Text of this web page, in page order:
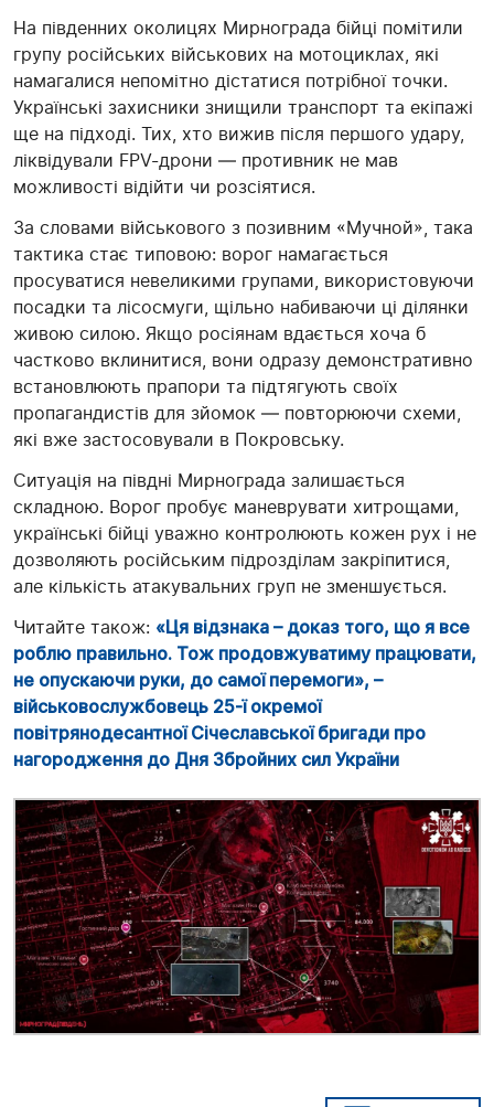
На південних околицях Мирнограда бійці помітили
групу російських військових на мотоциклах, які
намагалися непомітно дістатися потрібної точки.
Українські захисники знищили транспорт та екіпажі
ще на підході. Тих, хто вижив після першого удару,
ліквідували FPV-дрони — противник не мав
можливості відійти чи розсіятися.
За словами військового з позивним «Мучной», така
тактика стає типовою: ворог намагається
просуватися невеликими групами, використовуючи
посадки та лісосмуги, щільно набиваючи ці ділянки
живою силою. Якщо росіянам вдається хоча б
частково вклинитися, вони одразу демонстративно
встановлюють прапори та підтягують своїх
пропагандистів для зйомок — повторюючи схеми,
які вже застосовували в Покровську.
Ситуація на півдні Мирнограда залишається
складною. Ворог пробує маневрувати хитрощами,
українські бійці уважно контролюють кожен рух і не
дозволяють російським підрозділам закріпитися,
але кількість атакувальних груп не зменшується.
Читайте також: «Ця відзнака – доказ того, що я все
роблю правильно. Тож продовжуватиму працювати,
не опускаючи руки, до самої перемоги», –
військовослужбовець 25-ї окремої
повітрянодесантної Січеславської бригади про
нагородження до Дня Збройних сил України